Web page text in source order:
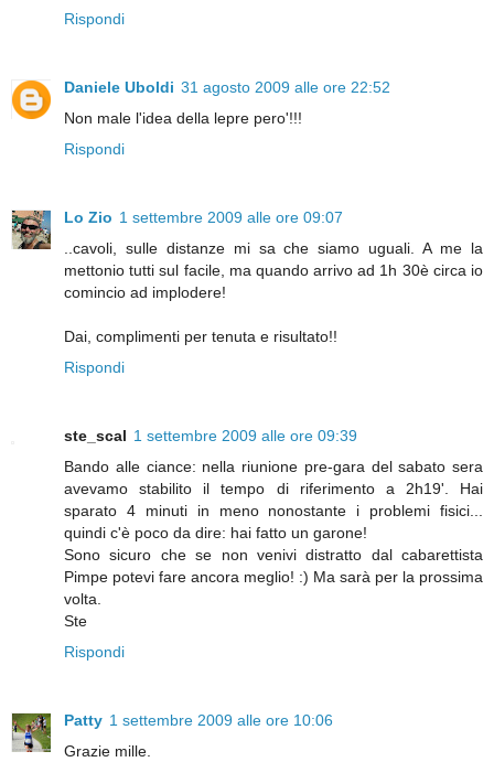
Rispondi
Daniele Uboldi 31 agosto 2009 alle ore 22:52
Non male l'idea della lepre pero'!!!
Rispondi
Lo Zio 1 settembre 2009 alle ore 09:07
..cavoli, sulle distanze mi sa che siamo uguali. A me la
mettonio tutti sul facile, ma quando arrivo ad 1h 30è circa io
comincio ad implodere!
Dai, complimenti per tenuta e risultato!!
Rispondi
ste_scal 1 settembre 2009 alle ore 09:39
Bando alle ciance: nella riunione pre-gara del sabato sera
avevamo stabilito il tempo di riferimento a 2h19'. Hai
sparato 4 minuti in meno nonostante i problemi fisici...
quindi c'è poco da dire: hai fatto un garone!
Sono sicuro che se non venivi distratto dal cabarettista
Pimpe potevi fare ancora meglio! :) Ma sarà per la prossima
volta.
Ste
Rispondi
Patty 1 settembre 2009 alle ore 10:06
Grazie mille.